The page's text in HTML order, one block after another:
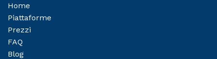
Home
Piattaforme
Prezzi
FAQ
Blog